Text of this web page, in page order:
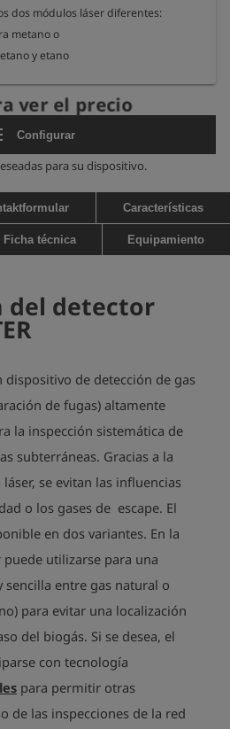
dos módulos láser diferentes:
metano o
y etano
con sensores adicionales
en edificios o al aire libre
para localización (opcional)
sólo en combinación con la
(opcional)
de los sensores incorporados
x 240 x 85 mm
ver el precio
Configurar
para su dispositivo.
Características
Ficha técnica Equipamiento
del detector
dispositivo de detección de gas
de fugas) altamente
la inspección sistemática de
subterráneas. Gracias a la
se evitan las influencias
o los gases de escape. El
en dos variantes. En la
utilizarse para una
entre gas natural o
para evitar una localización
del biogás. Si se desea, el
con tecnología
para permitir otras
de las inspecciones de la red